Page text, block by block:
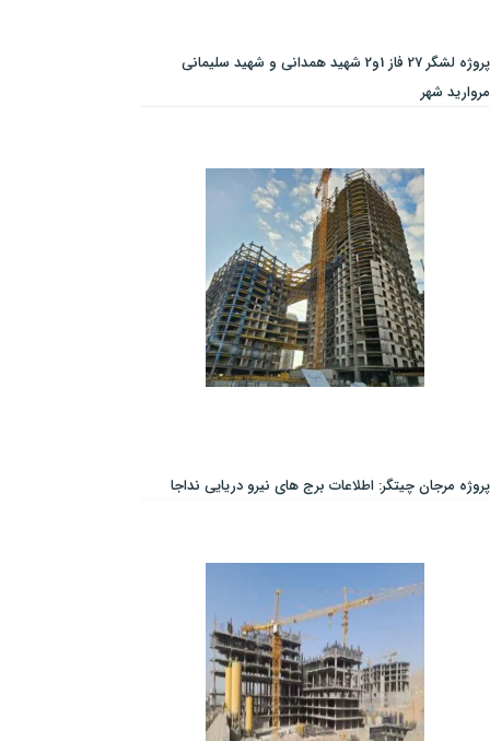
پروژه لشگر 27 فاز 1و2 شهید همدانی و شهید سلیمانی
مروارید شهر
پروژه مرجان چیتگر: اطلاعات برج های نیرو دریایی نداجا